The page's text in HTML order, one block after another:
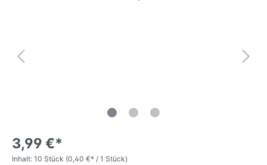
3,99 €*
Inhalt: 10 Stück (0,40 €* / 1 Stück)